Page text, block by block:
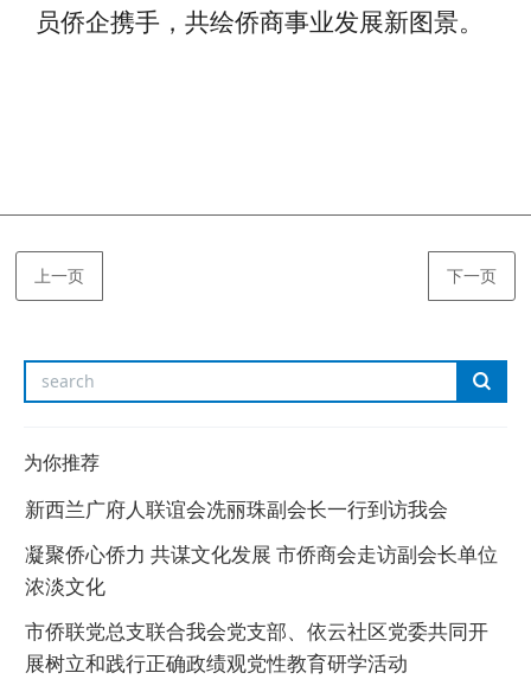
员侨企携手，共绘侨商事业发展新图景。
上一页 下一页
为你推荐
新西兰广府人联谊会冼丽珠副会长一行到访我会
凝聚侨心侨力 共谋文化发展 市侨商会走访副会长单位
浓淡文化
市侨联党总支联合我会党支部、依云社区党委共同开
展树立和践行正确政绩观党性教育研学活动